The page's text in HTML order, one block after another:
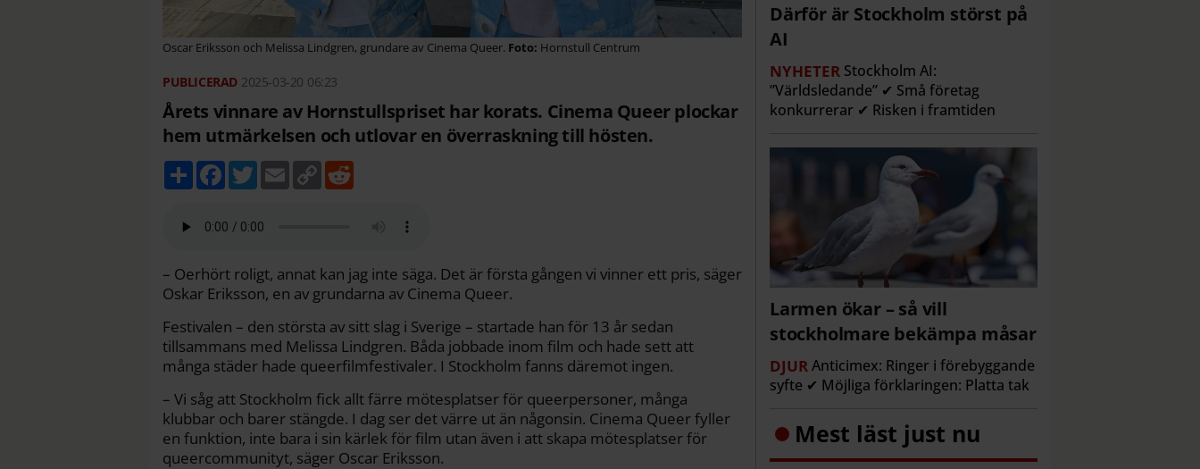
Oscar Eriksson och Melissa Lindgren, grundare av Cinema Queer. Hornstull Centrum
2025-03-20 06:23
Årets vinnare av Hornstullspriset har korats. Cinema Queer plockar
hem utmärkelsen och utlovar en överraskning till hösten.
D
e
F
b
k
T
w
t
E
m
C
o
k
– Oerhört roligt, annat kan jag inte säga. Det är första gången vi vinner ett pris, säger
Oskar Eriksson, en av grundarna av Cinema Queer.
Festivalen – den största av sitt slag i Sverige – startade han för 13 år sedan
tillsammans med Melissa Lindgren. Båda jobbade inom film och hade sett att
många städer hade queerfilmfestivaler. I Stockholm fanns däremot ingen.
– Vi såg att Stockholm fick allt färre mötesplatser för queerpersoner, många
klubbar och barer stängde. I dag ser det värre ut än någonsin. Cinema Queer fyller
en funktion, inte bara i sin kärlek för film utan även i att skapa mötesplatser för
queercommunityt, säger Oscar Eriksson.
Därför är Stockholm störst på
AI
NYHETER Stockholm AI:
”Världsledande” ✔ Små företag
konkurrerar ✔ Risken i framtiden
Larmen ökar – så vill
stockholmare bekämpa måsar
DJURAnticimex: Ringer i förebyggande
syfte ✔ Möjliga förklaringen: Platta tak
Mest läst just nu